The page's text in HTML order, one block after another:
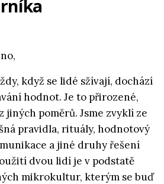
když se lidé sžívají, dochází
hodnot. Je to přirozené,
jiných poměrů. Jsme zvyklí ze
pravidla, rituály, hodnotový
a jiné druhy řešení
dvou lidí je v podstatě
mikrokultur, kterým se buď